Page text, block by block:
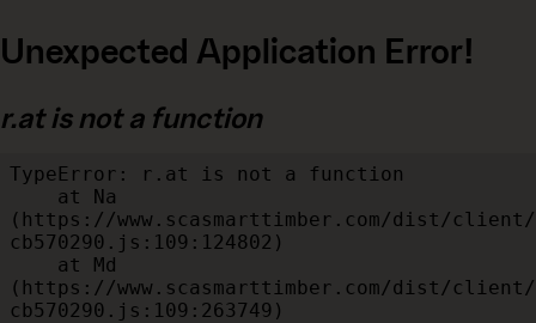
Unexpected Application Error!
r.at is not a function
TypeError: r.at is not a function
(https://www.scasmarttimber.com/dist/
cb570290.js:109:124802)
(https://www.scasmarttimber.com/dist/
cb570290.js:109:263749)